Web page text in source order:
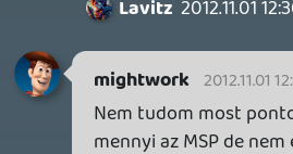
THQ NORDIC ÚJDONSÁGOK – EZ TÖRTÉNT PÉNTEKEN
THQ Nordic Digital Showcase összefoglaló.